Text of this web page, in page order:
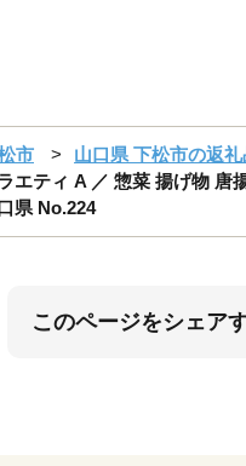
市
山口県 下松市の返
エティ A ／ 惣菜 揚げ物
県 No.224
このページをシェア